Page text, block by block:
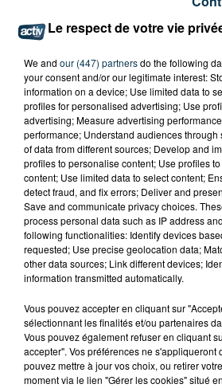
L’ASSE RÉDUIT FACE À
PREMIÈRE VICTOIRE POUR
Le respect de votre vie
We and our (447) partnersdo the following
your consent and/or our legitimate interest:
information on a device; Use limited data to
profiles for personalised advertising; Use
advertising; Measure advertising
performance; Understand audiences through
of data from different sources; Develop and
profiles to personalise content; Use profiles
content; Use limited data to select content;
detect fraud, and fix errors; Deliver and
Save and communicate privacy choices.
process personal data such as IP address
following functionalities: Identify devices
requested; Use precise geolocation data;
other data sources; Link different devices;
information transmitted automatically.
Vous pouvez accepter en cliquant sur
sélectionnant les finalités et/ou partenaires
Vous pouvez également refuser en cliquant
accepter". Vos préférences ne s'appliqueront
pouvez mettre à jour vos choix, ou retirer
moment via le lien "Gérer les cookies" situé